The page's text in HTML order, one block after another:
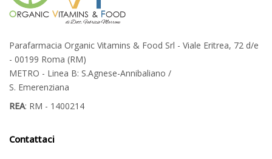
Parafarmacia Organic Vitamins & Food Srl - Viale Eritrea, 72 d/e
- 00199 Roma (RM)
METRO - Linea B: S.Agnese-Annibaliano /
S. Emerenziana
REA: RM - 1400214
Contattaci